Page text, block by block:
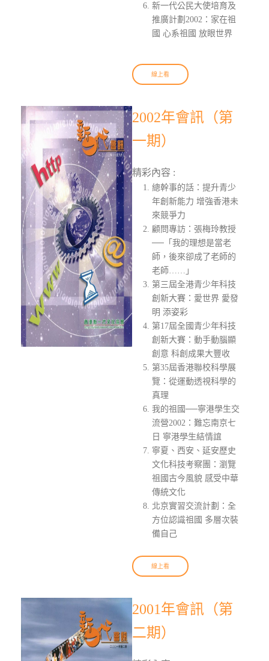
新一代公民大使培育及
推廣計劃2002：家在祖
國 心系祖國 放眼世界
線上看
2002年會訊（第
一期）
精彩內容 :
總幹事的話：提升青少
年創新能力 增強香港未
來競爭力
顧問專訪：張梅玲教授
──「我的理想是當老
師，後來卻成了老師的
老師……」
第三屆全港青少年科技
創新大賽：愛世界 愛發
明 添姿彩
第17屆全國青少年科技
創新大賽：動手動腦顯
創意 科創成果大豐收
第35屆香港聯校科學展
覽：從運動透視科學的
真理
我的祖國──寧港學生交
流營2002：難忘南京七
日 寧港學生結情誼
寧夏、西安、延安歷史
文化科技考察團：瀏覽
祖國古今風貌 感受中華
傳統文化
北京實習交流計劃：全
方位認識祖國 多層次裝
備自己
線上看
2001年會訊（第
二期）